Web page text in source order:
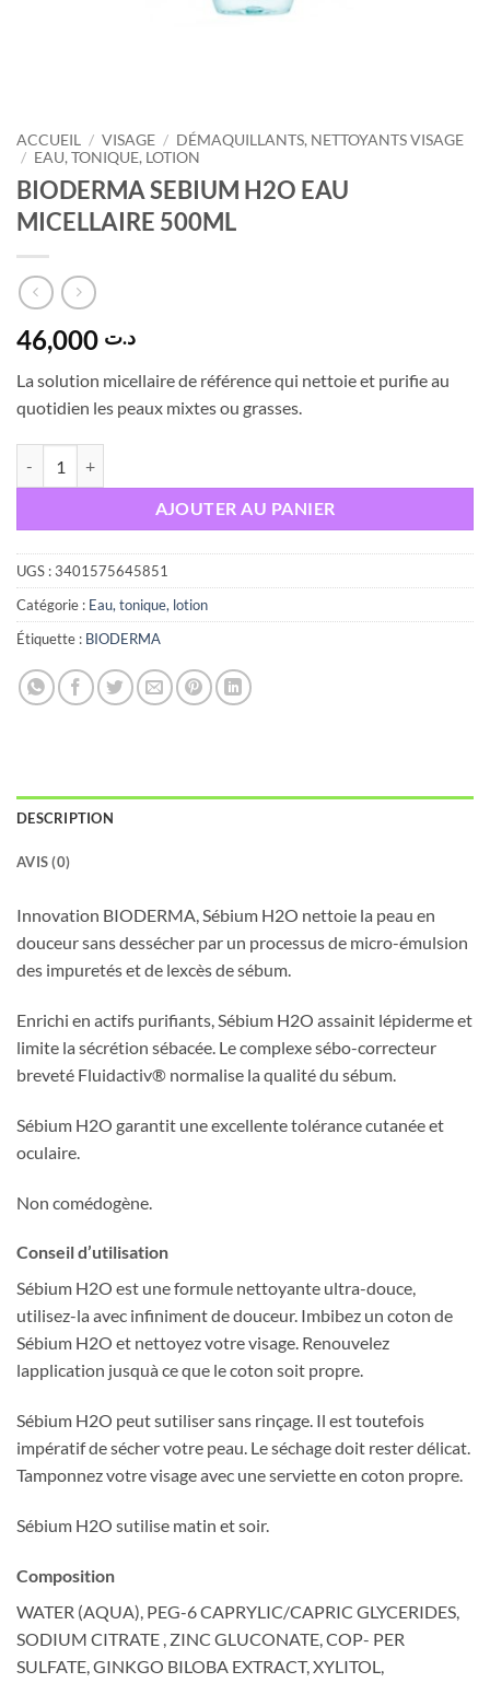
ACCUEIL / VISAGE / DÉMAQUILLANTS, NETTOYANTS VISAGE
/ EAU, TONIQUE, LOTION
BIODERMA SEBIUM H2O EAU
MICELLAIRE 500ML
د.ت
La solution micellaire de référence qui nettoie et purifie au
quotidien les peaux mixtes ou grasses.
AJOUTER AU PANIER
UGS :3401575645851
Catégorie : Eau, tonique, lotion
Étiquette : BIODERMA
DESCRIPTION
AVIS (0)
Innovation BIODERMA, Sébium H2O nettoie la peau en
douceur sans dessécher par un processus de micro-émulsion
des impuretés et de lexcès de sébum.
Enrichi en actifs purifiants, Sébium H2O assainit lépiderme et
limite la sécrétion sébacée. Le complexe sébo-correcteur
breveté Fluidactiv® normalise la qualité du sébum.
Sébium H2O garantit une excellente tolérance cutanée et
oculaire.
Non comédogène.
Conseil d’utilisation
Sébium H2O est une formule nettoyante ultra-douce,
utilisez-la avec infiniment de douceur. Imbibez un coton de
Sébium H2O et nettoyez votre visage. Renouvelez
lapplication jusquà ce que le coton soit propre.
Sébium H2O peut sutiliser sans rinçage. Il est toutefois
impératif de sécher votre peau. Le séchage doit rester délicat.
Tamponnez votre visage avec une serviette en coton propre.
Sébium H2O sutilise matin et soir.
Composition
WATER (AQUA), PEG-6 CAPRYLIC/CAPRIC GLYCERIDES,
SODIUM CITRATE , ZINC GLUCONATE, COP- PER
SULFATE, GINKGO BILOBA EXTRACT, XYLITOL,